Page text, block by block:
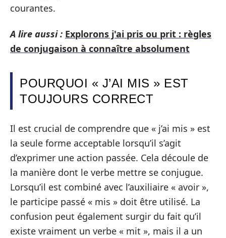
courantes.
A lire aussi : Explorons j'ai pris ou prit : règles
de conjugaison à connaître absolument
POURQUOI « J’AI MIS » EST
TOUJOURS CORRECT
Il est crucial de comprendre que « j’ai mis » est
la seule forme acceptable lorsqu’il s’agit
d’exprimer une action passée. Cela découle de
la manière dont le verbe mettre se conjugue.
Lorsqu’il est combiné avec l’auxiliaire « avoir »,
le participe passé « mis » doit être utilisé. La
confusion peut également surgir du fait qu’il
existe vraiment un verbe « mit », mais il a un